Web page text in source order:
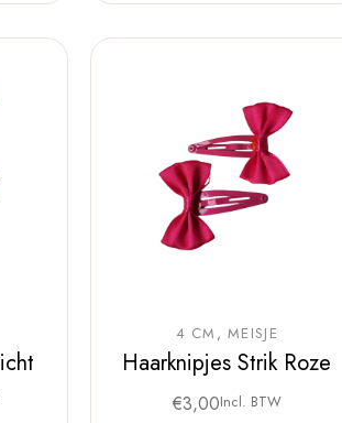
4 CM MEISJE
Haarknipjes Strik Roze
€3,00Incl. BTW